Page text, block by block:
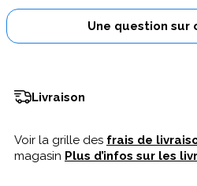
Une question sur
Livraison
Voir la grille des frais de
magasin Plus d’infos sur les